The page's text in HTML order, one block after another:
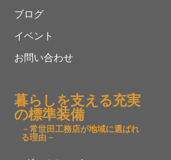
ブログ
イベント
お問い合わせ
暮らしを支える充実
の標準装備
－常世田工務店が地域に選ばれ
る理由－